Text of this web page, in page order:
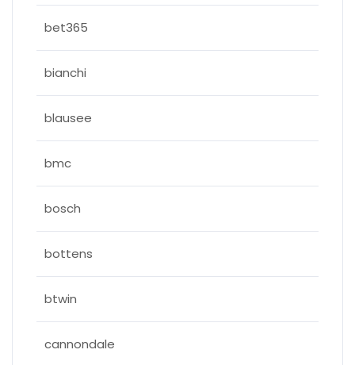
bet365
bianchi
blausee
bmc
bosch
bottens
btwin
cannondale